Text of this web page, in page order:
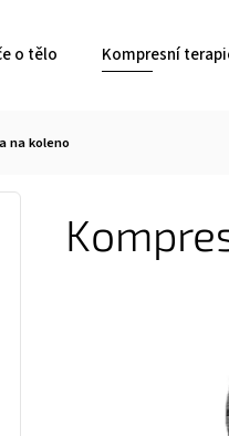
o tělo Kompresní
na koleno